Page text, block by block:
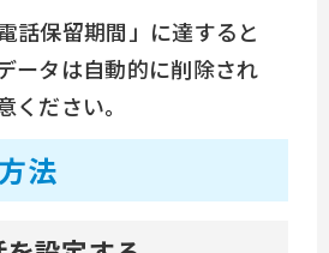
話保留期間」に達すると
ータは自動的に削除され
ください。
法